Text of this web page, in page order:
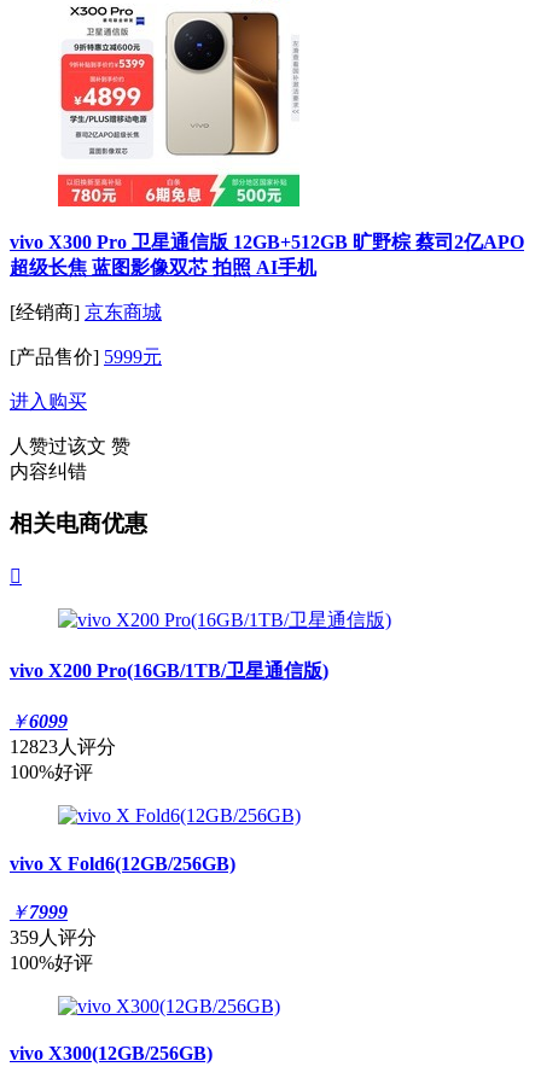
vivo X300 Pro 卫星通信版 12GB+512GB 旷野棕 蔡司2亿APO
超级长焦 蓝图影像双芯 拍照 AI手机
[经销商] 京东商城
[产品售价] 5999元
进入购买
人赞过该文 赞
内容纠错
相关电商优惠

vivo X200 Pro(16GB/1TB/卫星通信版)
￥6099
12823人评分
100%好评
vivo X Fold6(12GB/256GB)
￥7999
359人评分
100%好评
vivo X300(12GB/256GB)